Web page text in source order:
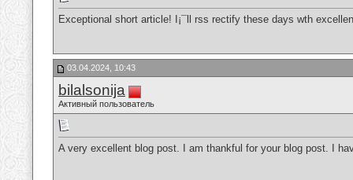
Exceptional short article! I¡¯ll rss rectify these days wth
03.04.2024, 10:43
bilalsonija
Активный пользователь
A very excellent blog post. I am thankful for your blog post. I